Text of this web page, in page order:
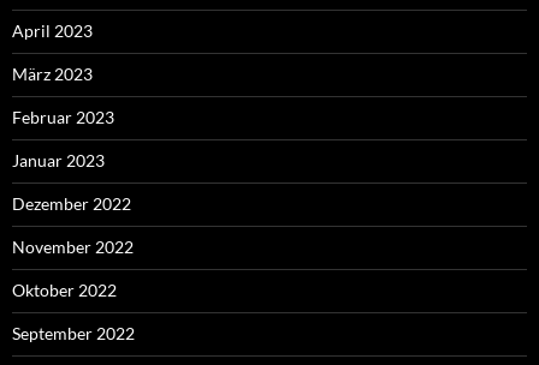
April 2023
März 2023
Februar 2023
Januar 2023
Dezember 2022
November 2022
Oktober 2022
September 2022